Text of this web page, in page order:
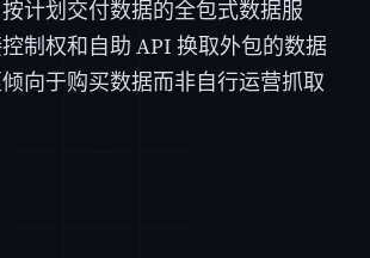
计划交付数据的全包式数据服
制权和自助 API 换取外包的数据
向于购买数据而非自行运营抓取